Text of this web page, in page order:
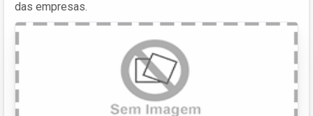
das empresas.